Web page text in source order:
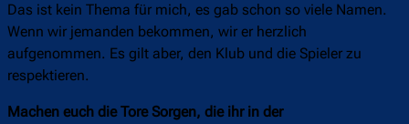
Das ist kein Thema für mich, es gab schon so viele Namen.
Wenn wir jemanden bekommen, wir er herzlich
aufgenommen. Es gilt aber, den Klub und die Spieler zu
respektieren.
Machen euch die Tore Sorgen, die ihr in der